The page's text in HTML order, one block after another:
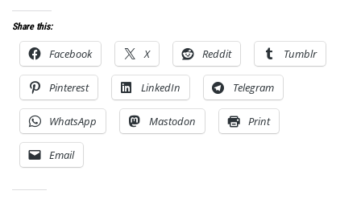
Share this:
Facebook X Reddit Tumblr
Pinterest LinkedIn Telegram
WhatsApp Mastodon Print
Email